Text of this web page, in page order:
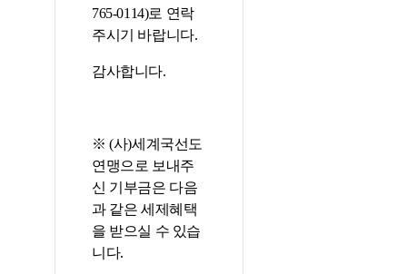
765-0114)로 연락
주시기 바랍니다.
감사합니다.
※ (사)세계국선도
연맹으로 보내주
신 기부금은 다음
과 같은 세제혜택
을 받으실 수 있습
니다.